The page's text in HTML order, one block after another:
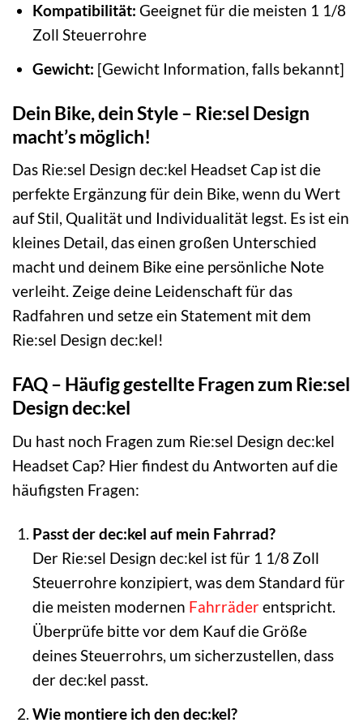
Kompatibilität: Geeignet für die meisten 1 1/8
Zoll Steuerrohre
Gewicht: [Gewicht Information, falls bekannt]
Dein Bike, dein Style – Rie:sel Design
macht’s möglich!
Das Rie:sel Design dec:kel Headset Cap ist die
perfekte Ergänzung für dein Bike, wenn du Wert
auf Stil, Qualität und Individualität legst. Es ist ein
kleines Detail, das einen großen Unterschied
macht und deinem Bike eine persönliche Note
verleiht. Zeige deine Leidenschaft für das
Radfahren und setze ein Statement mit dem
Rie:sel Design dec:kel!
FAQ – Häufig gestellte Fragen zum Rie:sel
Design dec:kel
Du hast noch Fragen zum Rie:sel Design dec:kel
Headset Cap? Hier findest du Antworten auf die
häufigsten Fragen:
Passt der dec:kel auf mein Fahrrad?
Der Rie:sel Design dec:kel ist für 1 1/8 Zoll
Steuerrohre konzipiert, was dem Standard für
die meisten modernen Fahrräderentspricht.
Überprüfe bitte vor dem Kauf die Größe
deines Steuerrohrs, um sicherzustellen, dass
der dec:kel passt.
Wie montiere ich den dec:kel?